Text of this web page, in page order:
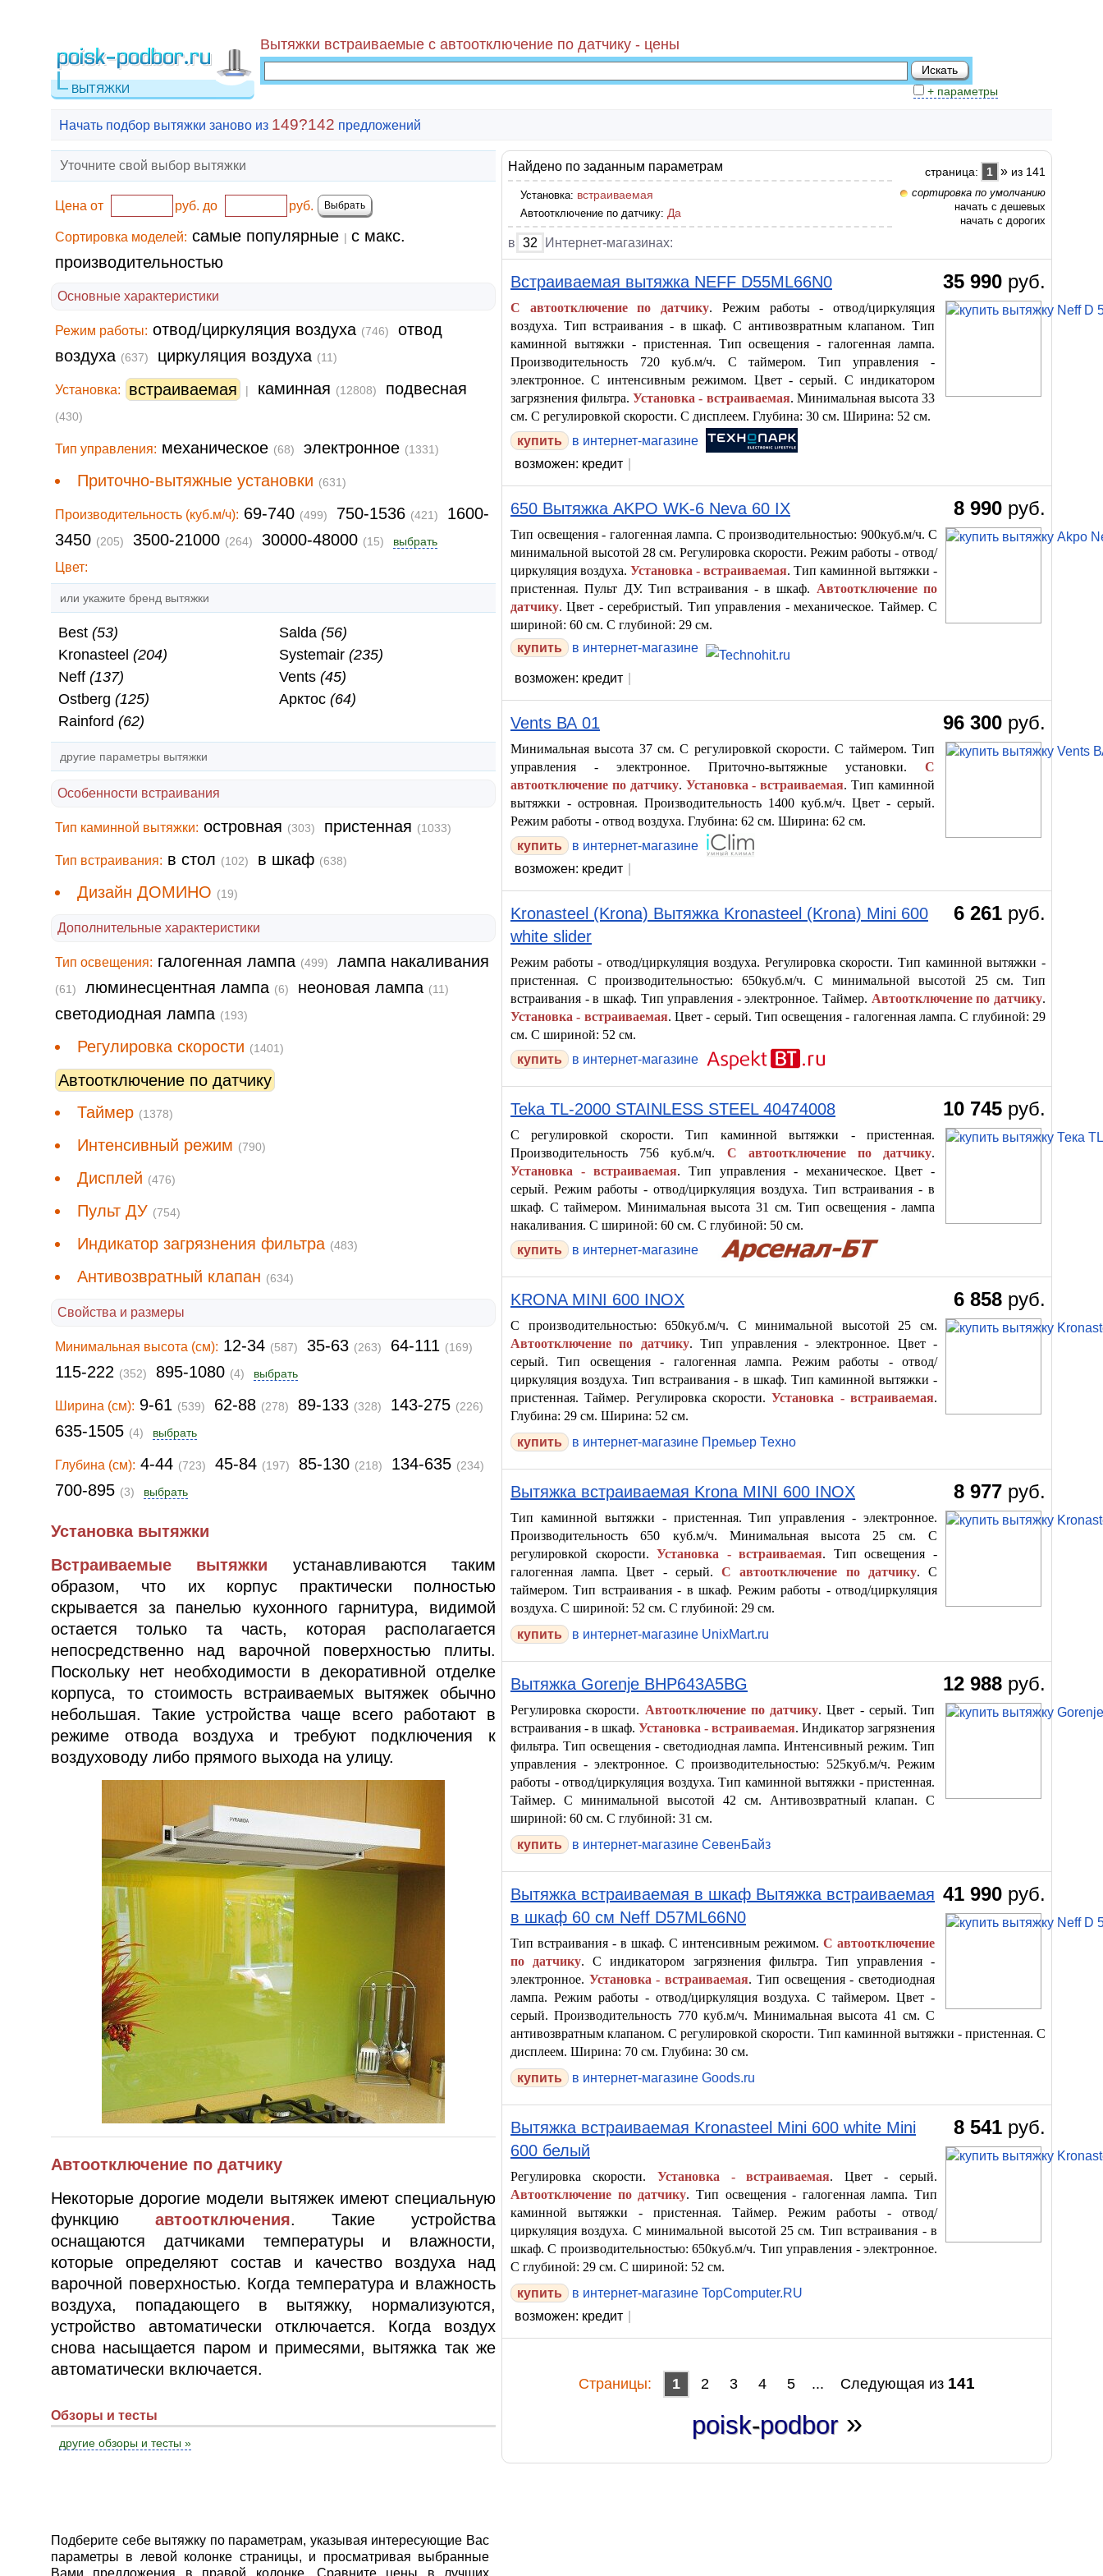
ВЫТЯЖКИ
Вытяжки встраиваемые с автоотключение по датчику - цены
+ параметры
Начать подбор вытяжки заново из 149?142 предложений
Уточните свой выбор вытяжки
Цена от руб. до руб.
Сортировка моделей: самые популярные | с макс.
производительностью
Основные характеристики
Режим работы: отвод/циркуляция воздуха (746)
отвод
воздуха (637) циркуляция воздуха (11)
Установка: встраиваемая | каминная (12808) подвесная
(430)
Тип управления: механическое (68) электронное (1331)
Приточно-вытяжные установки (631)
Производительность (куб.м/ч): 69-740 (499) 750-1536 (421)
1600-
3450 (205) 3500-21000 (264) 30000-48000 (15) выбрать
Цвет:
или укажите бренд вытяжки
Best(53)
Kronasteel(204)
Neff(137)
Ostberg(125)
Rainford(62)
Salda(56)
Systemair(235)
Vents(45)
Арктос(64)
другие параметры вытяжки
Особенности встраивания
Тип каминной вытяжки: островная (303) пристенная (1033)
Тип встраивания: в стол (102) в шкаф (638)
Дизайн ДОМИНО (19)
Дополнительные характеристики
Тип освещения: галогенная лампа (499) лампа накаливания
(61) люминесцентная лампа (6) неоновая лампа (11)
светодиодная лампа (193)
Регулировка скорости (1401)
Автоотключение по датчику
Таймер (1378)
Интенсивный режим (790)
Дисплей (476)
Пульт ДУ (754)
Индикатор загрязнения фильтра (483)
Антивозвратный клапан (634)
Свойства и размеры
Минимальная высота (см): 12-34 (587) 35-63 (263) 64-111 (169)
115-222 (352) 895-1080 (4) выбрать
Ширина (см): 9-61 (539) 62-88 (278) 89-133 (328) 143-275 (226)
635-1505 (4) выбрать
Глубина (см): 4-44 (723) 45-84 (197) 85-130 (218) 134-635 (234)
700-895 (3) выбрать
Установка вытяжки
Встраиваемые вытяжки устанавливаются таким
образом, что их корпус практически полностью
скрывается за панелью кухонного гарнитура, видимой
остается только та часть, которая располагается
непосредственно над варочной поверхностью плиты.
Поскольку нет необходимости в декоративной отделке
корпуса, то стоимость встраиваемых вытяжек обычно
небольшая. Такие устройства чаще всего работают в
режиме отвода воздуха и требуют подключения к
воздуховоду либо прямого выхода на улицу.
Автоотключение по датчику
Некоторые дорогие модели вытяжек имеют специальную
функцию автоотключения. Такие устройства
оснащаются датчиками температуры и влажности,
которые определяют состав и качество воздуха над
варочной поверхностью. Когда температура и влажность
воздуха, попадающего в вытяжку, нормализуются,
устройство автоматически отключается. Когда воздух
снова насыщается паром и примесями, вытяжка так же
автоматически включается.
Обзоры и тесты
другие обзоры и тесты »
страница: 1 » из 141
сортировка по умолчанию
начать с дешевых
начать с дорогих
Найдено по заданным параметрам
Установка: встраиваемая
Автоотключение по датчику: Да
в 32 Интернет-магазинах:
35 990 руб.
Встраиваемая вытяжка NEFF D55ML66N0
С автоотключение по датчику. Режим работы - отвод/циркуляция
воздуха. Тип встраивания - в шкаф. С антивозвратным клапаном. Тип
каминной вытяжки - пристенная. Тип освещения - галогенная лампа.
Производительность 720 куб.м/ч. С таймером. Тип управления -
электронное. С интенсивным режимом. Цвет - серый. С индикатором
загрязнения фильтра.Установка - встраиваемая. Минимальная высота 33
см. С регулировкой скорости. С дисплеем. Глубина: 30 см. Ширина: 52 см.
купить
в интернет-магазине
возможен: кредит
8 990 руб.
650 Вытяжка AKPO WK-6 Neva 60 IX
Тип освещения - галогенная лампа. С производительностью: 900куб.м/ч. С
минимальной высотой 28 см. Регулировка скорости. Режим работы - отвод/
циркуляция воздуха. Установка - встраиваемая. Тип каминной вытяжки -
пристенная. Пульт ДУ. Тип встраивания - в шкаф. Автоотключение по
датчику. Цвет - серебристый. Тип управления - механическое. Таймер. С
шириной: 60 см. С глубиной: 29 см.
купить
в интернет-магазине
возможен: кредит
96 300 руб.
Vents ВА 01
Минимальная высота 37 см. С регулировкой скорости. С таймером. Тип
управления - электронное. Приточно-вытяжные установки. С
автоотключение по датчику. Установка - встраиваемая. Тип каминной
вытяжки - островная. Производительность 1400 куб.м/ч. Цвет - серый.
Режим работы - отвод воздуха. Глубина: 62 см. Ширина: 62 см.
купить
в интернет-магазине
возможен: кредит
6 261 руб.
Kronasteel (Krona) Вытяжка Kronasteel (Krona) Mini 600
white slider
Режим работы - отвод/циркуляция воздуха. Регулировка скорости. Тип каминной вытяжки -
пристенная. С производительностью: 650куб.м/ч. С минимальной высотой 25 см. Тип
встраивания - в шкаф. Тип управления - электронное. Таймер. Автоотключение по датчику.
Установка - встраиваемая. Цвет - серый. Тип освещения - галогенная лампа. С глубиной: 29
см. С шириной: 52 см.
в интернет-магазине
10 745 руб.
Teka TL-2000 STAINLESS STEEL 40474008
С регулировкой скорости. Тип каминной вытяжки - пристенная.
Производительность 756 куб.м/ч. С автоотключение по датчику.
Установка - встраиваемая. Тип управления - механическое. Цвет -
серый. Режим работы - отвод/циркуляция воздуха. Тип встраивания - в
шкаф. С таймером. Минимальная высота 31 см. Тип освещения - лампа
накаливания. С шириной: 60 см. С глубиной: 50 см.
в интернет-магазине
6 858 руб.
KRONA MINI 600 INOX
С производительностью: 650куб.м/ч. С минимальной высотой 25 см.
Автоотключение по датчику. Тип управления - электронное. Цвет -
серый. Тип освещения - галогенная лампа. Режим работы - отвод/
циркуляция воздуха. Тип встраивания - в шкаф. Тип каминной вытяжки -
пристенная. Таймер. Регулировка скорости.Установка - встраиваемая.
Глубина: 29 см. Ширина: 52 см.
в интернет-магазине Премьер Техно
8 977 руб.
Вытяжка встраиваемая Krona MINI 600 INOX
Тип каминной вытяжки - пристенная. Тип управления - электронное.
Производительность 650 куб.м/ч. Минимальная высота 25 см. С
регулировкой скорости.Установка - встраиваемая. Тип освещения -
галогенная лампа. Цвет - серый.С автоотключение по датчику. С
таймером. Тип встраивания - в шкаф. Режим работы - отвод/циркуляция
воздуха. С шириной: 52 см. С глубиной: 29 см.
в интернет-магазине UnixMart.ru
12 988 руб.
Вытяжка Gorenje BHP643A5BG
Регулировка скорости. Автоотключение по датчику. Цвет - серый. Тип
встраивания - в шкаф. Установка - встраиваемая. Индикатор загрязнения
фильтра. Тип освещения - светодиодная лампа. Интенсивный режим. Тип
управления - электронное. С производительностью: 525куб.м/ч. Режим
работы - отвод/циркуляция воздуха. Тип каминной вытяжки - пристенная.
Таймер. С минимальной высотой 42 см. Антивозвратный клапан. С
шириной: 60 см. С глубиной: 31 см.
в интернет-магазине СевенБайз
41 990 руб.
Вытяжка встраиваемая в шкаф Вытяжка встраиваемая
в шкаф 60 см Neff D57ML66N0
Тип встраивания - в шкаф. С интенсивным режимом. С автоотключение
по датчику. С индикатором загрязнения фильтра. Тип управления -
электронное. Установка - встраиваемая. Тип освещения - светодиодная
лампа. Режим работы - отвод/циркуляция воздуха. С таймером. Цвет -
серый. Производительность 770 куб.м/ч. Минимальная высота 41 см. С
антивозвратным клапаном. С регулировкой скорости. Тип каминной вытяжки - пристенная. С
дисплеем. Ширина: 70 см. Глубина: 30 см.
в интернет-магазине Goods.ru
8 541 руб.
Вытяжка встраиваемая Kronasteel Mini 600 white Mini
600 белый
Регулировка скорости. Установка - встраиваемая. Цвет - серый.
Автоотключение по датчику. Тип освещения - галогенная лампа. Тип
каминной вытяжки - пристенная. Таймер. Режим работы - отвод/
циркуляция воздуха. С минимальной высотой 25 см. Тип встраивания - в
шкаф. С производительностью: 650куб.м/ч. Тип управления - электронное.
С глубиной: 29 см. С шириной: 52 см.
в интернет-магазине TopComputer.RU
возможен: кредит
Cтраницы: 1 2 3 4 5 ... Следующая из 141
poisk-podbor»
Подберите себе вытяжку по параметрам, указывая интересующие Вас
параметры в левой колонке страницы, и просматривая выбранные
Вами предложения в правой колонке. Сравните цены в лучших